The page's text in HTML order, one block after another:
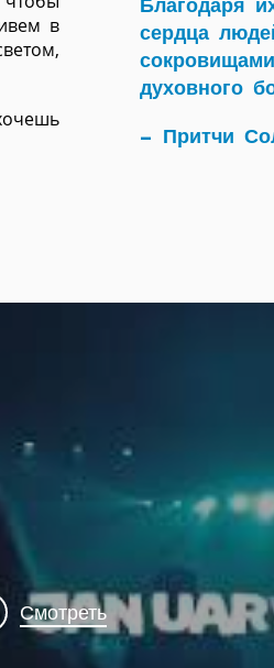
в
сердца
духовного
— Притчи
Смотреть